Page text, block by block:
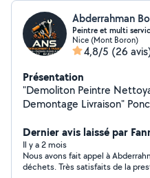
Abderrahman
Peintre et multi
Nice (Mont Boron)
4,8/5 (26
Présentation
"Demoliton Peintre Nettoyage Demenagement
Demontage Livraison"
Dernier avis laissé par
Il y a 2 mois
Nous avons fait appel à
déchets. Très satisfaits de la